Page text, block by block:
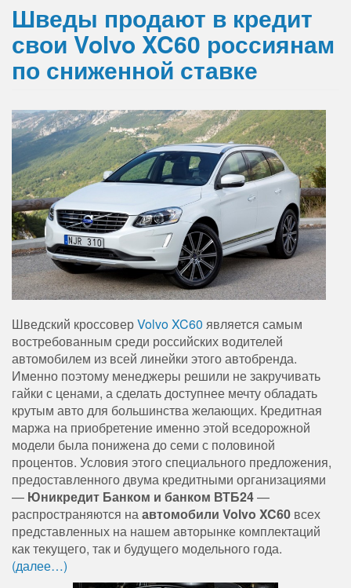
Шведы продают в кредит
свои Volvo XC60 россиянам
по сниженной ставке
Шведский кроссоверVolvo XC60 является самым
востребованным среди российских водителей
автомобилем из всей линейки этого автобренда.
Именно поэтому менеджеры решили не закручивать
гайки с ценами, а сделать доступнее мечту обладать
крутым авто для большинства желающих. Кредитная
маржа на приобретение именно этой вседорожной
модели была понижена до семи с половиной
процентов. Условия этого специального предложения,
предоставленного двума кредитными организациями
— Юникредит Банком и банком ВТБ24—
распространяются наавтомобили Volvo XC60 всех
представленных на нашем авторынке комплектаций
как текущего, так и будущего модельного года.
(далее…)